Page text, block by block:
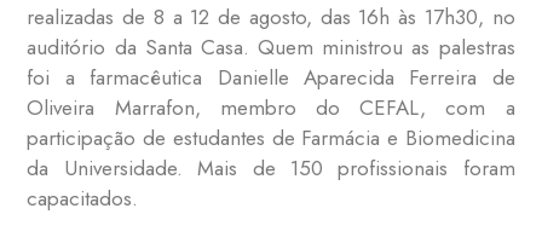
realizadas de 8 a 12 de agosto, das 16h às 17h30, no
auditório da Santa Casa. Quem ministrou as palestras
foi a farmacêutica Danielle Aparecida Ferreira de
Oliveira Marrafon, membro do CEFAL, com a
participação de estudantes de Farmácia e Biomedicina
da Universidade. Mais de 150 profissionais foram
capacitados.